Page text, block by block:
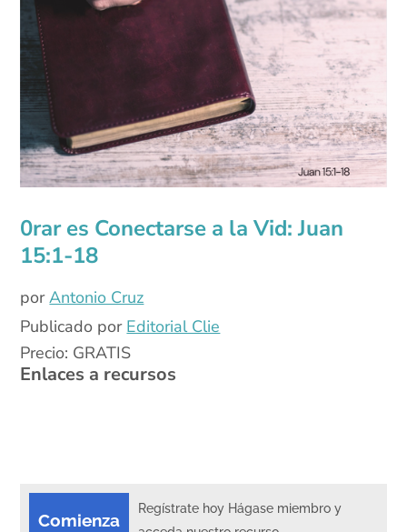
0rar es Conectarse a la Vid: Juan
15:1-18
porAntonio Cruz
Publicado por Editorial Clie
Precio: GRATIS
Enlaces a recursos
Comienza
Regístrate hoy Hágase miembro y